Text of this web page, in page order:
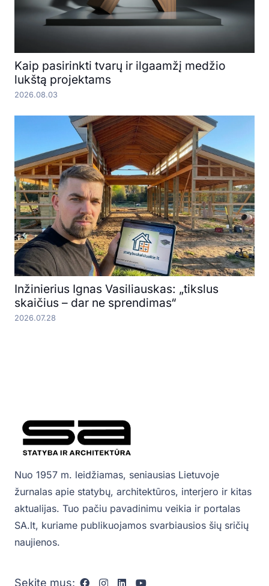
Kaip pasirinkti tvarų ir ilgaamžį medžio
lukštą projektams
2026.08.03
Inžinierius Ignas Vasiliauskas: „tikslus
skaičius – dar ne sprendimas“
2026.07.28
Nuo 1957 m. leidžiamas, seniausias Lietuvoje
žurnalas apie statybų, architektūros, interjero ir kitas
aktualijas. Tuo pačiu pavadinimu veikia ir portalas
SA.lt, kuriame publikuojamos svarbiausios šių sričių
naujienos.
Sekite mus: